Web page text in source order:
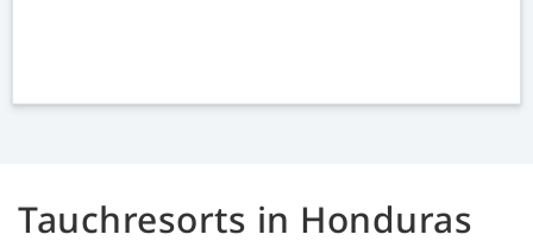
Tauchresorts in Honduras